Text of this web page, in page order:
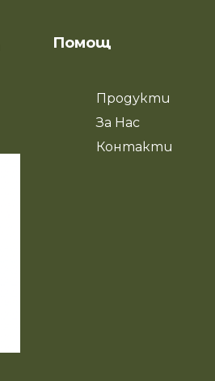
Помощ
Продукти
За Нас
Контакти